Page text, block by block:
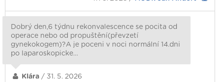
Dobrý den,6 týdnu rekonvalescence se pocita od
operace nebo od propuštění(převzetí
gynekokogem)?A je poceni v noci normální 14.dni
po laparoskopicke…
Klára / 31. 5. 2026